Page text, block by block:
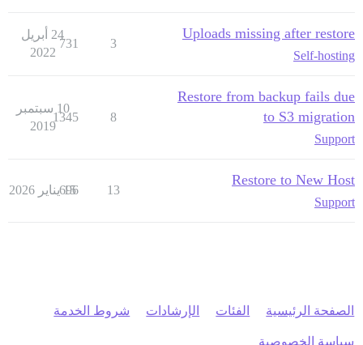
Uploads missing after restore
Self-hosting
3
731
24 أبريل
2022
Restore from backup fails due
to S3 migration
Support
8
1345
10 سبتمبر
2019
Restore to New Host
Support
13
696
15 يناير 2026
الصفحة الرئيسية الفئات الإرشادات شروط الخدمة
سياسة الخصوصية